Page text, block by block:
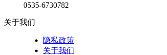
0535-6730782
关于我们
隐私政策
关于我们